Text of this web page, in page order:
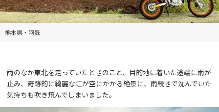
熊本県・阿蘇
雨のなか東北を走っていたときのこと、目的地に着いた途端に雨が
止み、奇跡的に綺麗な虹が空にかかる絶景に、雨続きで沈んでいた
気持ちも吹き飛んでしまいました。